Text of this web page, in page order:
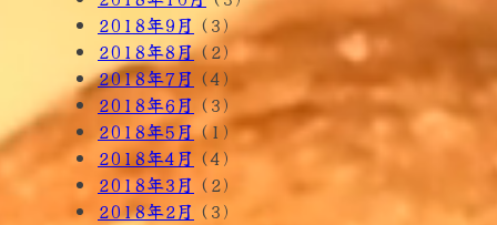
2018年9月 (3)
2018年8月(2)
2018年7月 (4)
2018年6月 (3)
2018年5月(1)
2018年4月 (4)
2018年3月 (2)
2018年2月 (3)